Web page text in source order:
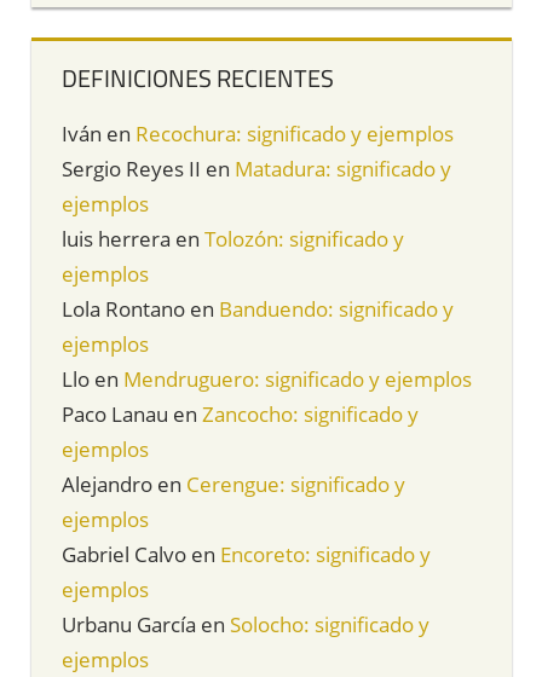
DEFINICIONES RECIENTES
Iván en Recochura: significado y ejemplos
Sergio Reyes II en Matadura: significado y
ejemplos
luis herrera en Tolozón: significado y
ejemplos
Lola Rontano en Banduendo: significado y
ejemplos
Llo en Mendruguero: significado y ejemplos
Paco Lanau en Zancocho: significado y
ejemplos
Alejandro en Cerengue: significado y
ejemplos
Gabriel Calvo en Encoreto: significado y
ejemplos
Urbanu García en Solocho: significado y
ejemplos